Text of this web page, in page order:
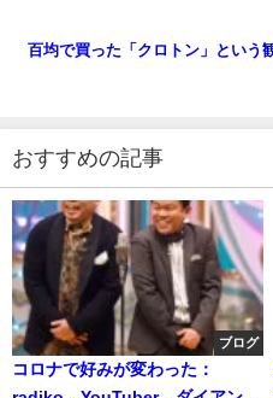
百均で買った「クロトン」という
おすすめの記事
ブログ
コロナで好みが変わった：